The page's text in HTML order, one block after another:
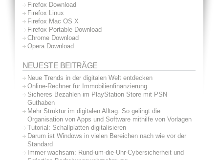
Firefox Download
Firefox Linux
Firefox Mac OS X
Firefox Portable Download
Chrome Download
Opera Download
NEUESTE BEITRÄGE
Neue Trends in der digitalen Welt entdecken
Online-Rechner für Immobilienfinanzierung
Sicheres Bezahlen im PlayStation Store mit PSN
Guthaben
Mehr Struktur im digitalen Alltag: So gelingt die
Organisation von Apps und Software mithilfe von Vorlagen
Tutorial: Schallplatten digitalisieren
Darum ist Windows in vielen Bereichen nach wie vor der
Standard
Immer wachsam: Rund-um-die-Uhr-Cybersicherheit und